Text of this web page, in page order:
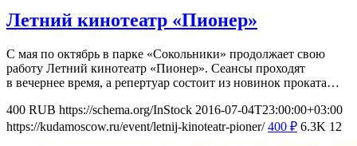
Летний кинотеатр «Пионер»
С мая по октябрь в парке «Сокольники» продолжает свою
работу Летний кинотеатр «Пионер». Сеансы проходят
в вечернее время, а репертуар состоит из новинок проката…
400 RUB https://schema.org/InStock 2016-07-04T23:00:00+03:00
https://kudamoscow.ru/event/letnij-kinoteatr-pioner/ 400 ₽ 6.3K 12